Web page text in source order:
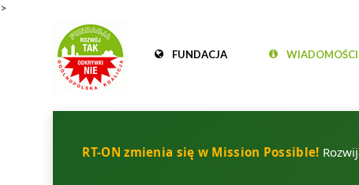
>
FUNDACJA WIADOMOŚCI
RT-ON zmienia się w Mission Possible!